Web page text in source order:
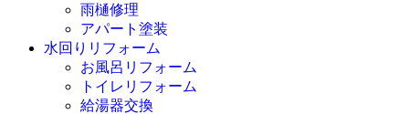
雨樋修理
アパート塗装
水回りリフォーム
お風呂リフォーム
トイレリフォーム
給湯器交換